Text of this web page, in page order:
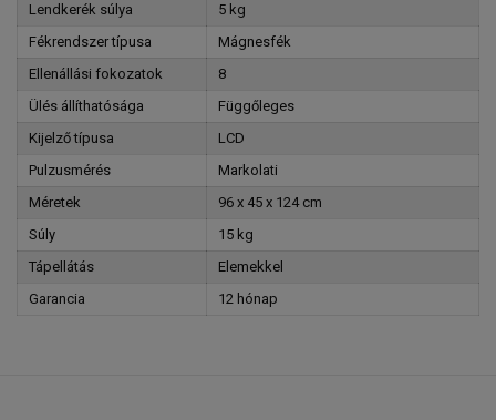
Lendkerék súlya
5 kg
Fékrendszer típusa
Mágnesfék
Ellenállási fokozatok
8
Ülés állíthatósága
Függőleges
Kijelző típusa
LCD
Pulzusmérés
Markolati
Méretek
96 x 45 x 124 cm
Súly
15 kg
Tápellátás
Elemekkel
Garancia
12 hónap